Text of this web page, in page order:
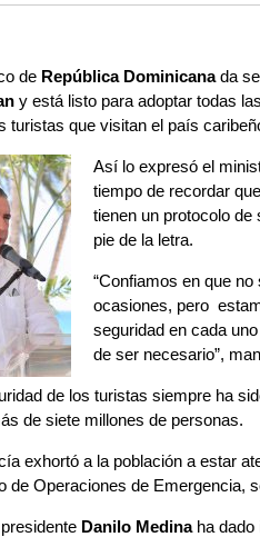
de República Dominicanada
y está listo para adoptar todas
turistas que visitan el país
Así lo expresó el
tiempo de recordar
tienen un protocolo de
pie de la letra.
“Confiamos en que
ocasiones, pero
seguridad en cada
de ser necesario”,
de los turistas siempre ha
de siete millones de personas.
exhortó a la población a estar
de Operaciones de Emergencia,
Danilo Medinaha dado